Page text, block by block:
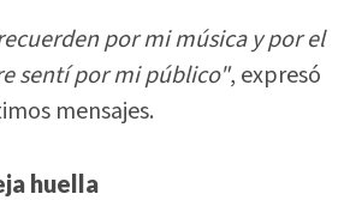
por mi música y por el
sentí por mi público", expresó
mensajes.
huella